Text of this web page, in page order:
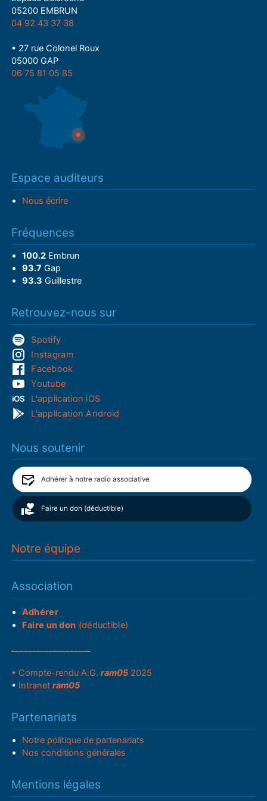
05200 EMBRUN
04 92 43 37 38
• 27 rue Colonel Roux
05000 GAP
06 75 81 05 85
Espace auditeurs
Nous écrire
Fréquences
100.2Embrun
93.7 Gap
93.3 Guillestre
Retrouvez-nous sur
Spotify
Instagram
Facebook
Youtube
L'application iOS
L'application Android
Nous soutenir
Adhérer à notre radio associative
Faire un don (déductible)
Notre équipe
Association
Adhérer
Faire un don (déductible)
• Compte-rendu A.G.ram05 2025
• Intranetram05
Partenariats
Notre politique de partenariats
Nos conditions générales
Mentions légales